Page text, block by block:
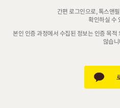
간편 로그인으로, 톡스앤
확인하실 수
본인 인증 과정에서 수집된 정보는 인증 목
않습